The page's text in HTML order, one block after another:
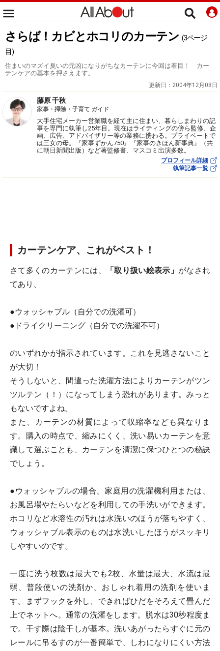
さらば！カビとホコリのカーテン (3ページ
目)
住まいのマズイ臭いの元凶になりがちなカーテンに今回は着目！ カー
テンケアの基本を押さえます。
更新日： 2004年12月08日
藤原 千秋
家事・掃除・子育て ガイド
大手住宅メーカー営業職を経て主に住まい、暮らしまわりの記
事を専門に執筆し25年目。現在はライティングの傍ら監修、企
画、広告、アドバイザリー等の業務に携わる。プライベートで
は三女の母。『家事ずかん750』『家事のきほん新事典』（共
に朝日新聞出版）など著監修書、マスコミ出演多数。
プロフィール詳細
執筆記事一覧
カーテンケア、これがベスト！
さて多くのカーテンには、 「取り扱い絵表示」 がなされ
てあり、
●ウォッシャブル（自分での洗濯可）
●ドライクリーニング（自分での洗濯不可）
のいずれかが指示されています。これを見逃さないこと
が大切！
そうしないと、間違った洗濯方法によりカーテンがツン
ツルテン（！）になってしまう恐れがあります。みっと
もないですよね。
また、カーテンの材質によって収縮率なども異なりま
す。購入の時点で、縮みにくく、洗い易いカーテンを意
識して選ぶことも、カーテンを清潔に保つひとつの秘訣
でしょう。
●ウォッシャブルの場合、家庭用の洗濯機利用または、
お風呂場やたらいなどを利用しての手洗いができます。
ホコリなど水溶性の汚れは水洗いのほうが落ちやすく、
ウォッシャブル表示のものは水洗いしたほうがスッキリ
しやすいのです。
一度に洗う枚数は最大でも2枚、水量は最大、水流は最
弱、普段使いの洗剤か、おしゃれ着用の洗剤を使いま
す。まずフックを外し、できればひだをそろえて畳んだ
上でネットへ。通常の洗濯をします。脱水は30秒程度ま
で。干す際は陰干しが基本。洗いあがったらすぐに元の
レールに吊るすのが一番簡単で、しわになりにくい方法